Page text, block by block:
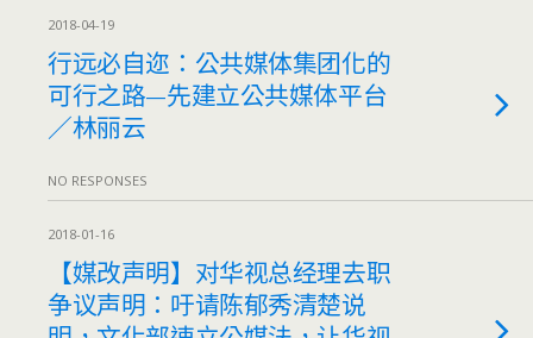
2018-04-19
行远必自迩：公共媒体集团化的
可行之路—先建立公共媒体平台
／林丽云
NO RESPONSES
2018-01-16
【媒改声明】对华视总经理去职
争议声明：吁请陈郁秀清楚说